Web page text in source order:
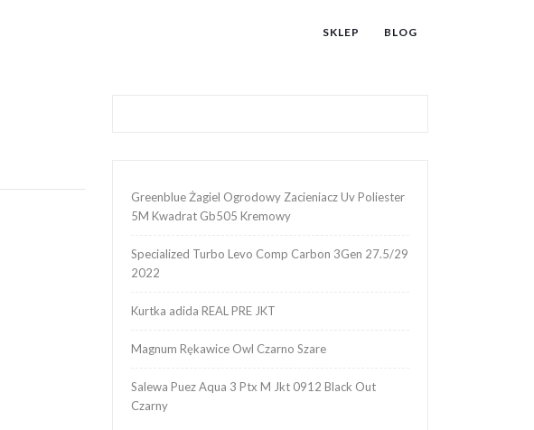
SKLEP BLOG
Greenblue Żagiel Ogrodowy Zacieniacz Uv Poliester
5M Kwadrat Gb505 Kremowy
Specialized Turbo Levo Comp Carbon 3Gen 27.5/29
2022
Kurtka adida REAL PRE JKT
Magnum Rękawice Owl Czarno Szare
Salewa Puez Aqua 3 Ptx M Jkt 0912 Black Out
Czarny